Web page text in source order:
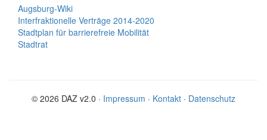
Augsburg-Wiki
Interfraktionelle Verträge 2014-2020
Stadtplan für barrierefreie Mobilität
Stadtrat
© 2026 DAZ v2.0 · Impressum · Kontakt · Datenschutz